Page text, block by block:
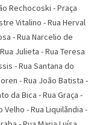
Rechocoski -Praça
Vitalino -Rua Herval
-Rua Narcelio de
Rua Julieta -Rua Teresa
-Rua Santana do
-Rua João Batista -
da Bica -Rua Graça -
Velho -Rua Liquilãndia -